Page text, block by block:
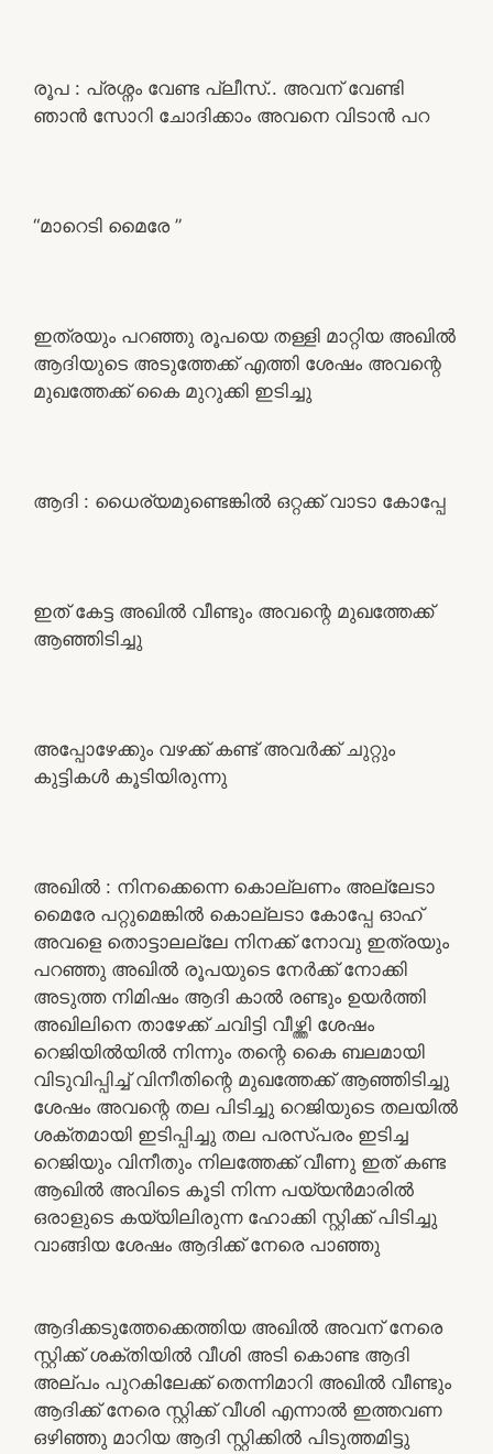
രൂപ : പ്രശ്നം വേണ്ട പ്ലീസ്.. അവന് വേണ്ടി
ഞാൻ സോറി ചോദിക്കാം അവനെ വിടാൻ പറ
“മാറെടി മൈരേ ”
ഇത്രയും പറഞ്ഞു രൂപയെ തള്ളി മാറ്റിയ അഖിൽ
ആദിയുടെ അടുത്തേക്ക് എത്തി ശേഷം അവന്റെ
മുഖത്തേക്ക് കൈ മുറുക്കി ഇടിച്ചു
ആദി : ധൈര്യമുണ്ടെങ്കിൽ ഒറ്റക്ക് വാടാ കോപ്പേ
ഇത് കേട്ട അഖിൽ വീണ്ടും അവന്റെ മുഖത്തേക്ക്
ആഞ്ഞിടിച്ചു
അപ്പോഴേക്കും വഴക്ക് കണ്ട് അവർക്ക് ചുറ്റും
കുട്ടികൾ കൂടിയിരുന്നു
അഖിൽ : നിനക്കെന്നെ കൊല്ലണം അല്ലേടാ
മൈരേ പറ്റുമെങ്കിൽ കൊല്ലടാ കോപ്പേ ഓഹ്
അവളെ തൊട്ടാലല്ലേ നിനക്ക് നോവു ഇത്രയും
പറഞ്ഞു അഖിൽ രൂപയുടെ നേർക്ക് നോക്കി
അടുത്ത നിമിഷം ആദി കാൽ രണ്ടും ഉയർത്തി
അഖിലിനെ താഴേക്ക് ചവിട്ടി വീഴ്ത്തി ശേഷം
റെജിയിൽയിൽ നിന്നും തന്റെ കൈ ബലമായി
വിടുവിപ്പിച്ച് വിനീതിന്റെ മുഖത്തേക്ക് ആഞ്ഞിടിച്ചു
ശേഷം അവന്റെ തല പിടിച്ചു റെജിയുടെ തലയിൽ
ശക്തമായി ഇടിപ്പിച്ചു തല പരസ്പരം ഇടിച്ച
റെജിയും വിനീതും നിലത്തേക്ക് വീണു ഇത് കണ്ട
ആഖിൽ അവിടെ കൂടി നിന്ന പയ്യൻമാരിൽ
ഒരാളുടെ കയ്യിലിരുന്ന ഹോക്കി സ്റ്റിക്ക് പിടിച്ചു
വാങ്ങിയ ശേഷം ആദിക്ക് നേരെ പാഞ്ഞു
ആദിക്കടുത്തേക്കെത്തിയ അഖിൽ അവന് നേരെ
സ്റ്റിക്ക് ശക്തിയിൽ വീശി അടി കൊണ്ട ആദി
അല്പം പുറകിലേക്ക് തെന്നിമാറി അഖിൽ വീണ്ടും
ആദിക്ക് നേരെ സ്റ്റിക്ക് വീശി എന്നാൽ ഇത്തവണ
ഒഴിഞ്ഞു മാറിയ ആദി സ്റ്റിക്കിൽ പിടുത്തമിട്ടു